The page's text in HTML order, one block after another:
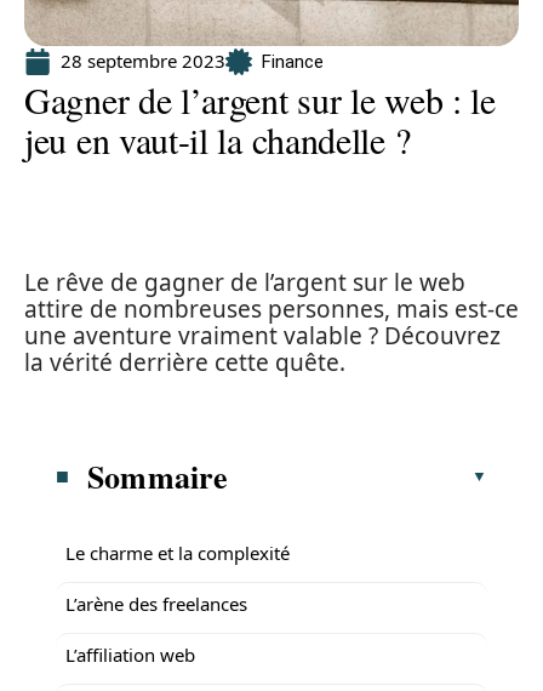
28 septembre 2023 Finance
Gagner de l’argent sur le web : le
jeu en vaut-il la chandelle ?
Le rêve de gagner de l’argent sur le web
attire de nombreuses personnes, mais est-ce
une aventure vraiment valable ? Découvrez
la vérité derrière cette quête.
Sommaire
Le charme et la complexité
L’arène des freelances
L’affiliation web